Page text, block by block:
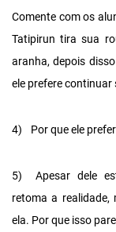
Comente com os
Tatipirun tira sua
aranha, depois
ele prefere continuar
4) Por que ele
5)
Apesar dele
retoma a realidade,
ela. Por que isso